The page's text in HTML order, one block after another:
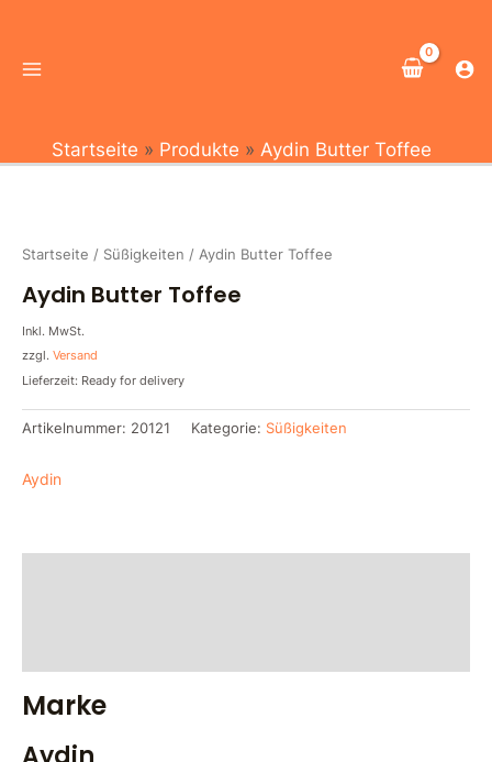
springen
Menu
Startseite Produkte Aydin Butter Toffee
Startseite / Süßigkeiten / Aydin Butter Toffee
Aydin Butter Toffee
Inkl. MwSt.
zzgl. Versand
Lieferzeit: Ready for delivery
Artikelnummer: 20121 Kategorie: Süßigkeiten
Aydin
Marke